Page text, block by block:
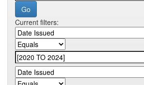
Current filters: